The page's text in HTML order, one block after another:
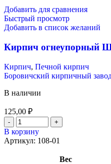
Добавить для сравнения
Быстрый просмотр
Добавить в список желаний
Кирпич огнеупорный
Кирпич, Печной кирпич
Боровичский кирпичный
В наличии
125,00 ₽
В корзину
Артикул: 108-01
Вес